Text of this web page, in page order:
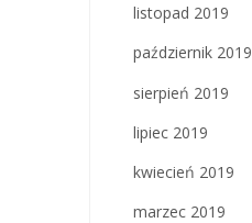
listopad 2019
październik 2019
sierpień 2019
lipiec 2019
kwiecień 2019
marzec 2019